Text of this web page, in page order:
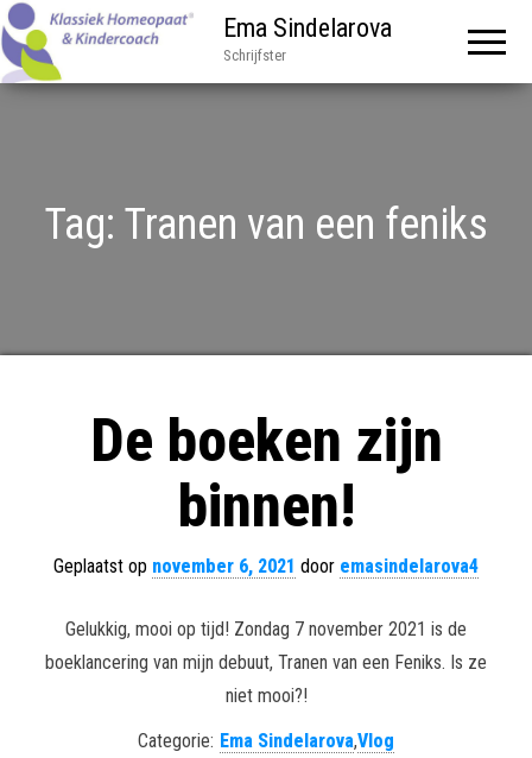
Ema Sindelarova
Schrijfster
Tag: Tranen van een feniks
De boeken zijn
binnen!
Geplaatst op november 6, 2021 door emasindelarova4
Gelukkig, mooi op tijd! Zondag 7 november 2021 is de
boeklancering van mijn debuut, Tranen van een Feniks. Is ze
niet mooi?!
Categorie: Ema Sindelarova,Vlog